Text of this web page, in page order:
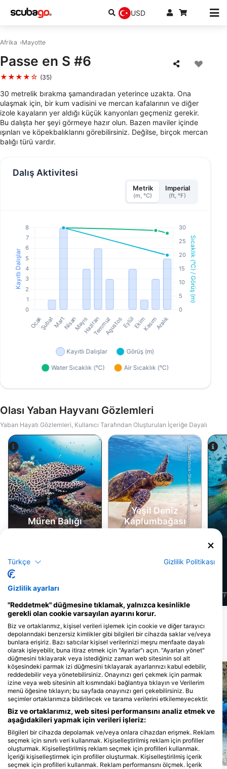
USD
Afrika Mayotte
Passe en S #6
★★★★☆ (35)
30 metrelik bırakma şamandıradan yeterince uzakta. Ona
ulaşmak için, bir kum vadisini ve mercan kafalarının ve diğer
izole kayaların yer aldığı küçük kanyonları geçmeniz gerekir.
Bu dalışta her şeyi görmeye hazır olun. Bazen maviler içinde
ışınları ve köpekbalıklarını görebilirsiniz. Değilse, birçok mercan
balığı türü vardır.
Dalış Aktivitesi
Metrik
(m, °C)
Imperial
(ft, °F)
Olası Yaban Hayvanı Gözlemleri
Yaban Hayatı Gözlemleri, Kullanıcı Tarafından Oluşturulan İçeriğe Dayalı
Alamy-WaterFrame
Müren Balığı Shutterstock-Shane Myers Photography
Yeşil Deniz
Kaplumbağası
F
Yakındaki dalış bölgeleri
Le Lagon Maore, 97625 KANI-KELI Le Lagon Maore, 97625
Türkçe Gizlilik Politikası
Gizlilik ayarları
"Reddetmek" düğmesine tıklamak, yalnızca kesinlikle
gerekli olan cookie varsayılan ayarını korur.
Biz ve ortaklarımız, kişisel verileri işlemek için cookie ve diğer tarayıcı
depolarındaki benzersiz kimlikler gibi bilgileri bir cihazda saklar ve/veya
bunlara erişiriz. Bazı satıcılar kişisel verilerinizi meşru menfaate dayalı
olarak işleyebilir, buna itiraz etmek için "Ayarlar"ı açın. "Ayarları yönet"
düğmesini tıklayarak veya istediğiniz zaman web sitesinin sol alt
köşesindeki parmak izi düğmesini tıklayarak ayarlarınızı kabul edebilir,
reddedebilir veya yönetebilirsiniz. Onayınızı geri çekmek için parmak
izine veya web sitesinin alt kısmındaki bağlantıya tıklayın ve Verilerim
menü öğesine tıklayın; bu sayfada onayınızı geri çekebilirsiniz. Bu
seçimler ortaklarımıza bildirilecek ve tarama verilerini etkilemeyecektir.
Biz ve ortaklarımız, web sitesi performansını analiz etmek ve
aşağıdakileri yapmak için verileri işleriz:
Bilgileri bir cihazda depolamak ve/veya onlara cihazdan erişmek. Reklam
seçmek için sınırlı veri kullanmak. Kişiselleştirilmiş reklam için profiller
oluşturmak. Kişiselleştirilmiş reklam seçmek için profilleri kullanmak.
İçeriği kişiselleştirmek için profiller oluşturmak. Kişiselleştirilmiş içerik
seçmek için profilleri kullanmak. Reklam performansını ölçmek. İçerik